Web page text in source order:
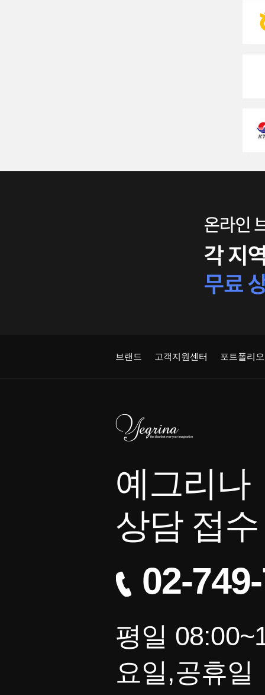
브랜드 고객지원센터 포트폴리오
예그리나
상담 접수
02-
평일
요일,공휴일